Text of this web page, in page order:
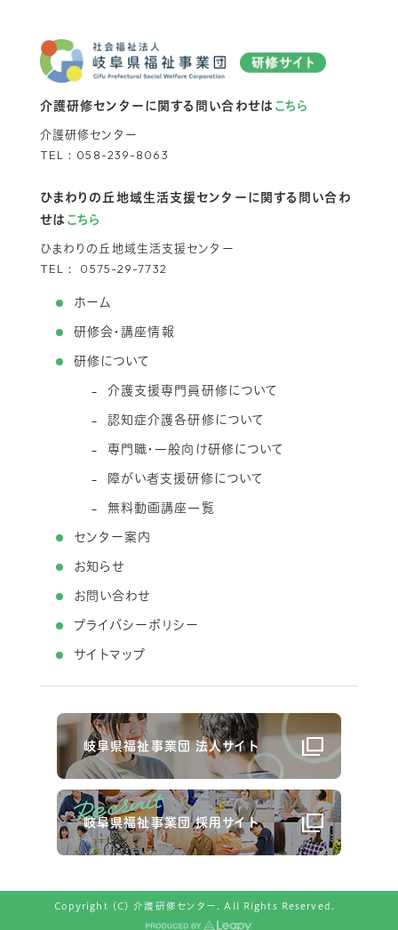
介護研修センターに関する問い合わせは こちら
介護研修センター
TEL： 058-239-8063
ひまわりの丘地域生活支援センターに関する問い合わ
せは こちら
ひまわりの丘地域生活支援センター
TEL： 0575-29-7732
ホーム
研修会・講座情報
研修について
介護支援専門員研修について
認知症介護各研修について
専門職・一般向け研修について
障がい者支援研修について
無料動画講座一覧
センター案内
お知らせ
お問い合わせ
プライバシーポリシー
サイトマップ
岐阜県福祉事業団 法人サイト
岐阜県福祉事業団 採用サイト
Copyright (C) 介護研修センター. All Rights Reserved.